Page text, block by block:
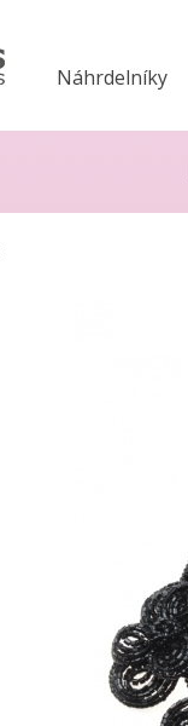
Náhrdelníky